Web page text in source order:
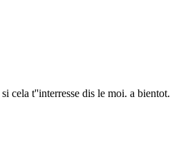
cela t''interresse dis le moi. a bientot.